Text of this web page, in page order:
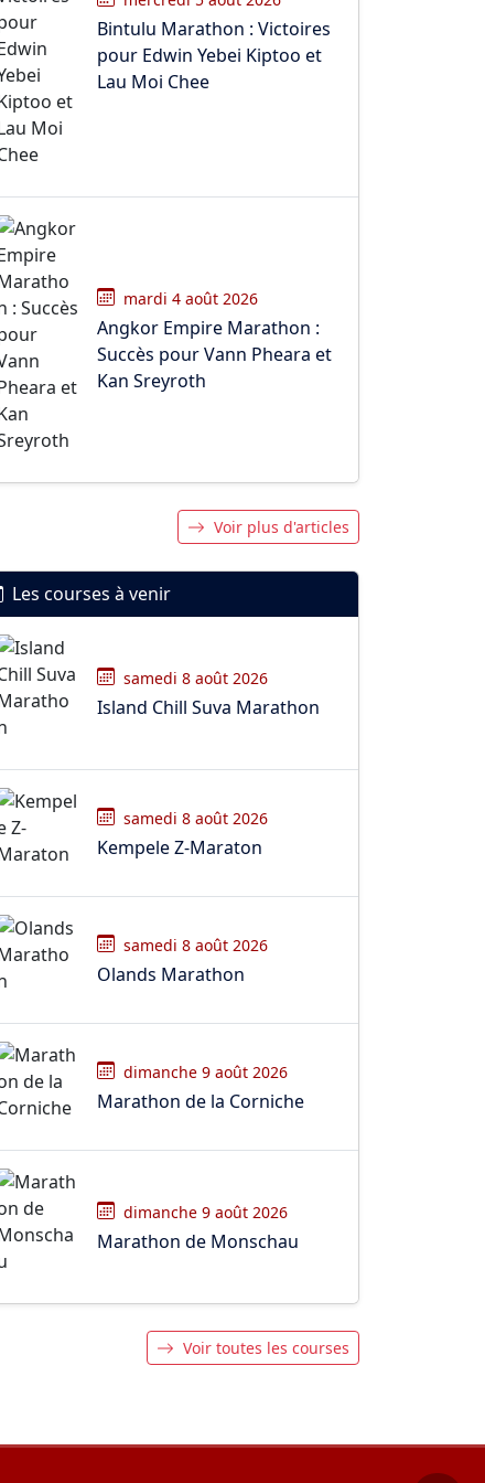
Bintulu Marathon : Victoires
pour Edwin Yebei Kiptoo et
Lau Moi Chee
mardi 4 août 2026
Angkor Empire Marathon :
Succès pour Vann Pheara et
Kan Sreyroth
Voir plus d'articles
Les courses à venir
samedi 8 août 2026
Island Chill Suva Marathon
samedi 8 août 2026
Kempele Z-Maraton
samedi 8 août 2026
Olands Marathon
dimanche 9 août 2026
Marathon de la Corniche
dimanche 9 août 2026
Marathon de Monschau
Voir toutes les courses